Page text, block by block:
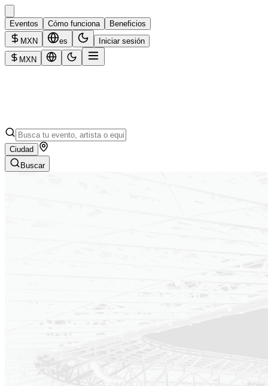
Eventos Cómo funciona
Beneficios
MXN
es Iniciar sesión
MXN
Ciudad
Buscar